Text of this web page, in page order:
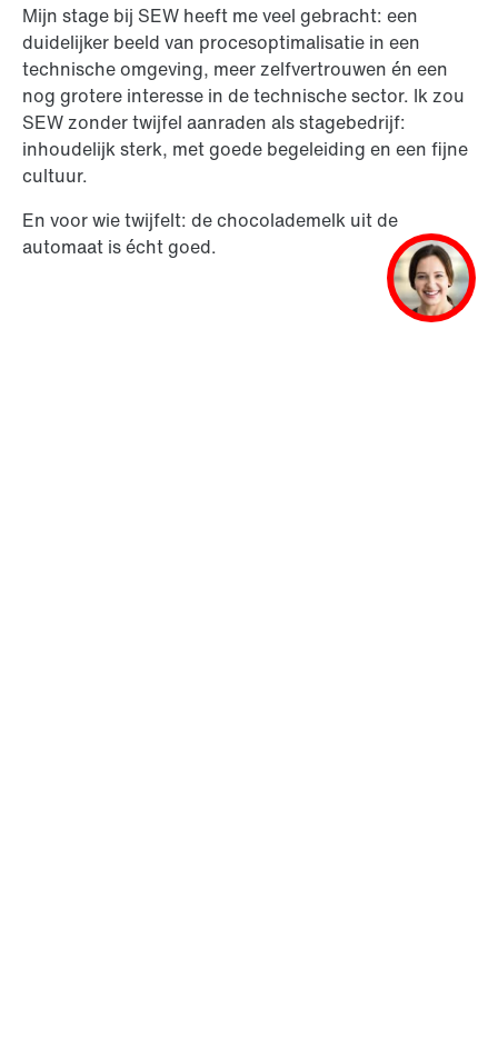
Mijn stage bij SEW heeft me veel gebracht: een
duidelijker beeld van procesoptimalisatie in een
technische omgeving, meer zelfvertrouwen én een
nog grotere interesse in de technische sector. Ik zou
SEW zonder twijfel aanraden als stagebedrijf:
inhoudelijk sterk, met goede begeleiding en een fijne
cultuur.
En voor wie twijfelt: de chocolademelk uit de
automaat is écht goed.